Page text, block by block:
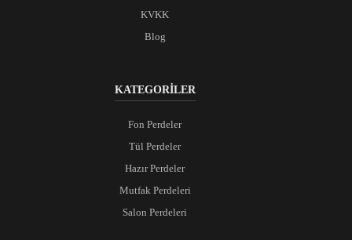
KVKK
Blog
KATEGORİLER
Fon Perdeler
Tül Perdeler
Hazır Perdeler
Mutfak Perdeleri
Salon Perdeleri